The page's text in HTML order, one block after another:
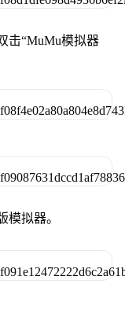
击“MuMu模拟器
模拟器。